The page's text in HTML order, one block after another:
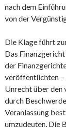
nach dem
von der
Die Klage führt
Das
der
veröffentlichten –
Unrecht über den
durch
Veranlassung
umzudeuten. Die